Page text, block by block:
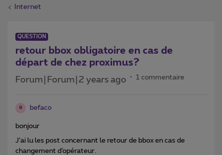
Internet
QUESTION
retour bbox obligatoire en cas de
départ de chez proximus?
Forum|Forum|2 years ago 1 commentaire
B befaco
bonjour
J’ai lu les post concernant le retour de bbox en cas de
changement d’opérateur.